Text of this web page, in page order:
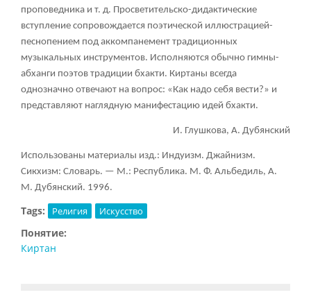
проповедника и т. д. Просветительско-дидактические
вступление сопровождается поэтической иллюстрацией-
песнопением под аккомпанемент традиционных
музыкальных инструментов. Исполняются обычно гимны-
абханги поэтов традиции бхакти. Киртаны всегда
однозначно отвечают на вопрос: «Как надо себя вести?» и
представляют наглядную манифестацию идей бхакти.
И. Глушкова, А. Дубянский
Использованы материалы изд.: Индуизм. Джайнизм.
Сикхизм: Словарь. — М.: Республика. М. Ф. Альбедиль, А.
М. Дубянский. 1996.
Tags: Религия Искусство
Понятие:
Киртан